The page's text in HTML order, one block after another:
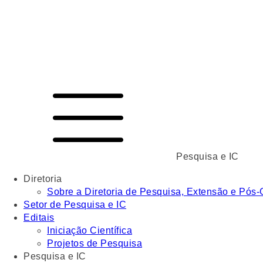
Pesquisa e IC
Diretoria
Sobre a Diretoria de Pesquisa, Extensão e Pós-
Setor de Pesquisa e IC
Editais
Iniciação Científica
Projetos de Pesquisa
Pesquisa e IC